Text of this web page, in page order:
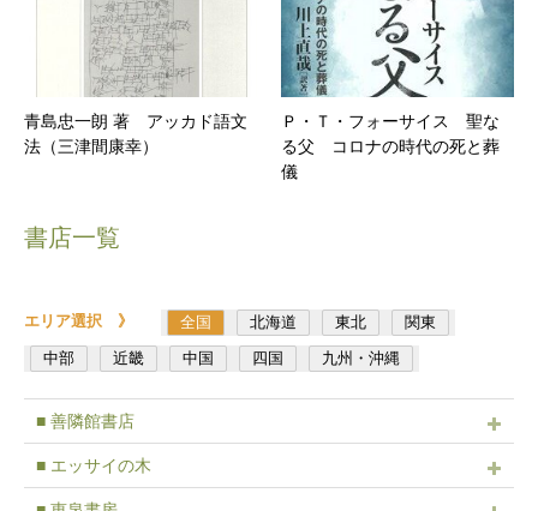
青島忠一朗 著 アッカド語文
法（三津間康幸）
Ｐ・Ｔ・フォーサイス 聖な
る父 コロナの時代の死と葬
儀
書店一覧
エリア選択 》 全国 北海道 東北
関東
中部
近畿 中国 四国 九州・沖縄
■ 善隣館書店
■ エッサイの木